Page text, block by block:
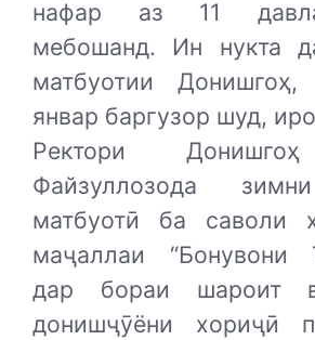
нафар аз 11
мебошанд. Ин нукта
матбуотии
январ баргузор шуд,
Ректори
Файзуллозода
матбуотӣ ба саволи
маҷаллаи “Бонувони
дар бораи шароит
донишҷӯёни хориҷӣ